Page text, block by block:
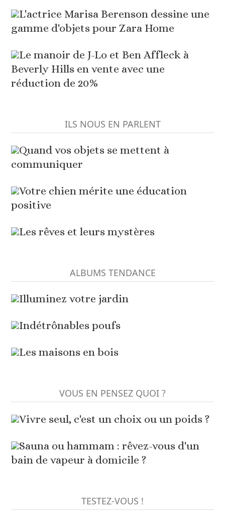
L'actrice Marisa Berenson dessine une
gamme d'objets pour Zara Home
Le manoir de J-Lo et Ben Affleck à
Beverly Hills en vente avec une
réduction de 20%
ILS NOUS EN PARLENT
Quand vos objets se mettent à
communiquer
Votre chien mérite une éducation
positive
Les rêves et leurs mystères
ALBUMS TENDANCE
Illuminez votre jardin
Indétrônables poufs
Les maisons en bois
VOUS EN PENSEZ QUOI ?
Vivre seul, c'est un choix ou un poids ?
Sauna ou hammam : rêvez-vous d'un
bain de vapeur à domicile ?
TESTEZ-VOUS !